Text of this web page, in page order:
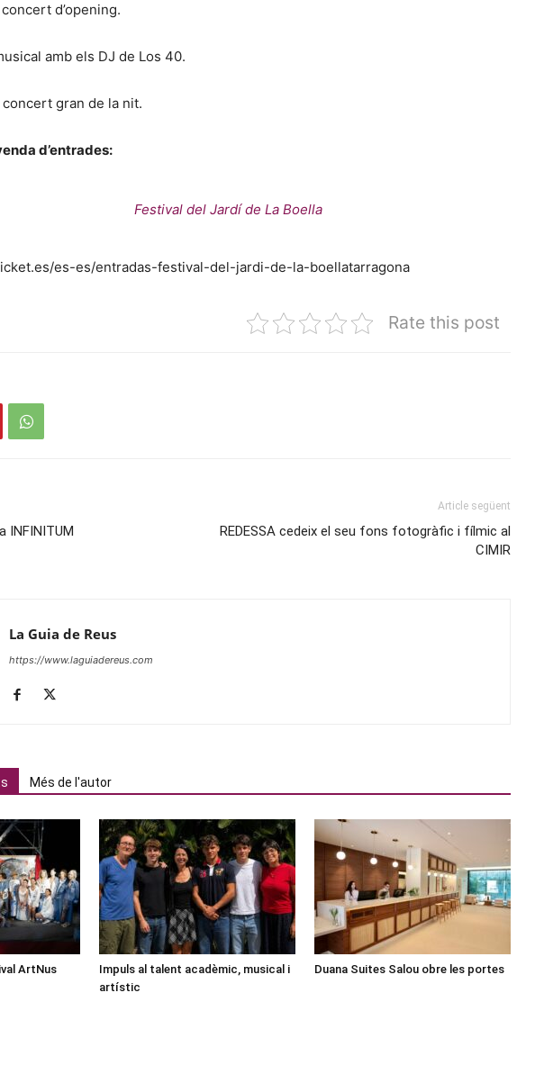
d’opening.
amb els DJ de Los 40.
gran de la nit.
d’entrades:
Festival del Jardí de La Boella
es-es/entradas-festival-del-jardi-de-la-boellatarragona
Rate this post
INFINITUM
Article següent
REDESSA cedeix el seu fons fotogràfic i fílmic al
CIMIR
La Guia de Reus
https://www.laguiadereus.com
Més de l'autor
ArtNus
Impuls al talent acadèmic, musical i
artístic
Duana Suites Salou obre les portes